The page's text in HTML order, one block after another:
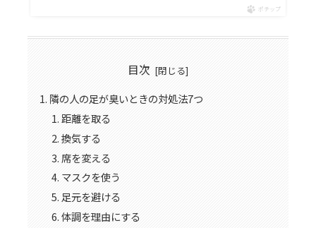
ポチップ
目次
隣の人の足が臭いときの対処法7つ
距離を取る
換気する
席を変える
マスクを使う
足元を避ける
体調を理由にする